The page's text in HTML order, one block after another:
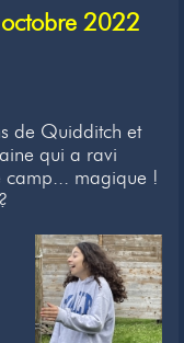
octobre 2022
de Quidditch et
qui a ravi
camp... magique !